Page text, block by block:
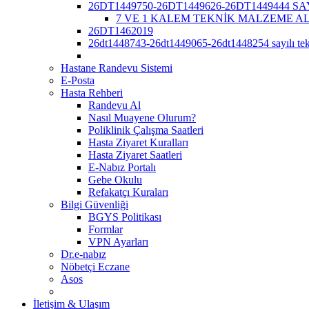
26DT1449750-26DT1449626-26DT1449444
7 VE 1 KALEM TEKNİK MALZEME
26DT1462019
26dt1448743-26dt1449065-26dt1448254 sayılı
Hastane Randevu Sistemi
E-Posta
Hasta Rehberi
Randevu Al
Nasıl Muayene Olurum?
Poliklinik Çalışma Saatleri
Hasta Ziyaret Kuralları
Hasta Ziyaret Saatleri
E-Nabız Portalı
Gebe Okulu
Refakatçı Kuraları
Bilgi Güvenliği
BGYS Politikası
Formlar
VPN Ayarları
Dr.e-nabız
Nöbetçi Eczane
Asos
İletişim & Ulaşım